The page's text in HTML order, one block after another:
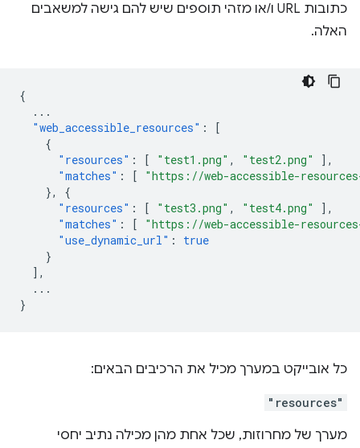
כתובות URL ו/או מזהי תוספים שיש להם גישה למשאבים
האלה.
{
...
"web_accessible_resources" :
[
{
"resources" : [ "test1.png" , "test2.png"
],
"matches" : [
"https://web-accessible-
},
{
"resources" : [ "test3.png" , "test4.png"
],
"matches" : [
"https://web-accessible-
"use_dynamic_url" :
true
}
],
...
}
כל אובייקט במערך מכיל את הרכיבים הבאים:
"resources"
מערך של מחרוזות, שכל אחת מהן מכילה נתיב יחסי